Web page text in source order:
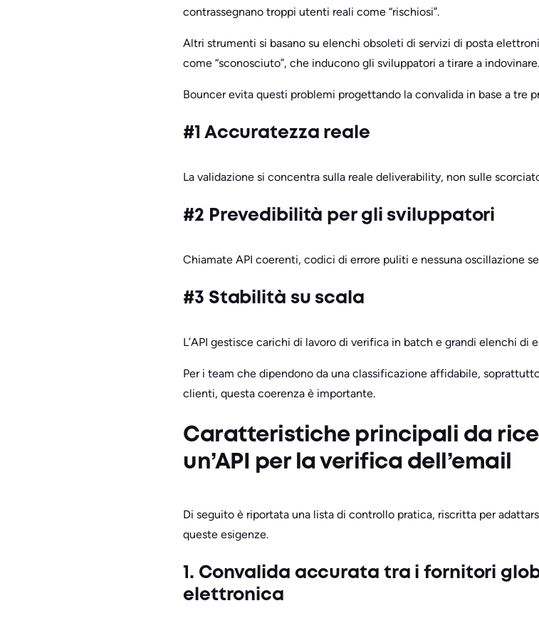
contrassegnano troppi utenti reali come “rischiosi”.
Altri strumenti si basano su elenchi obsoleti di servizi di posta
come “sconosciuto”, che inducono gli sviluppatori a tirare a indovinare.
Bouncer evita questi problemi progettando la convalida in base a tre
#1 Accuratezza reale
La validazione si concentra sulla reale deliverability, non sulle
#2 Prevedibilità per gli sviluppatori
Chiamate API coerenti, codici di errore puliti e nessuna oscillazione
#3 Stabilità su scala
L’API gestisce carichi di lavoro di verifica in batch e grandi elenchi di
Per i team che dipendono da una classificazione affidabile,
clienti, questa coerenza è importante.
Caratteristiche principali da
un’API per la verifica dell’email
Di seguito è riportata una lista di controllo pratica, riscritta per
queste esigenze.
1. Convalida accurata tra i fornitori
elettronica